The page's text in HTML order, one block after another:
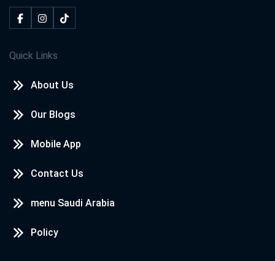
Quick Links
About Us
Our Blogs
Mobile App
Contact Us
menu Saudi Arabia
Policy